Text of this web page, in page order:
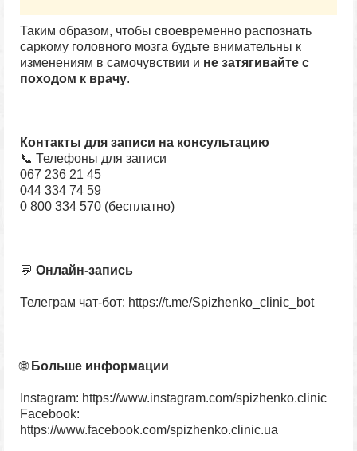
Таким образом, чтобы своевременно распознать
саркому головного мозга будьте внимательны к
изменениям в самочувствии и не затягивайте с
походом к врачу.
Контакты для записи на консультацию
📞 Телефоны для записи
067 236 21 45
044 334 74 59
0 800 334 570 (бесплатно)
💬 Онлайн-запись
Телеграм чат-бот: https://t.me/Spizhenko_clinic_bot
🌐 Больше информации
Instagram: https://www.instagram.com/spizhenko.clinic
Facebook:
https://www.facebook.com/spizhenko.clinic.ua